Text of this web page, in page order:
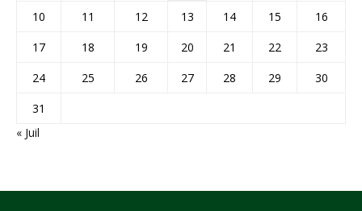
10
11 12 13 14 15
16
17
18 19 20 21 22
23
24
25 26 27 28 29
30
31
« Juil